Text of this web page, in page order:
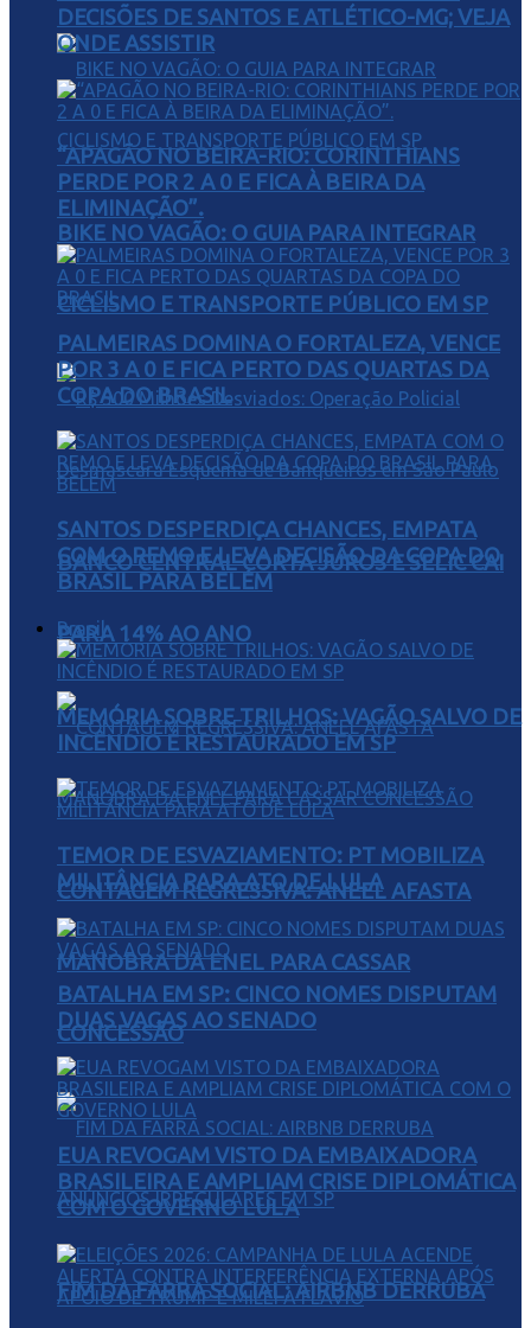
BIKE NO VAGÃO: O GUIA PARA INTEGRAR
CICLISMO E TRANSPORTE PÚBLICO EM SP
BANCO CENTRAL CORTA JUROS E SELIC CAI
PARA 14% AO ANO
CONTAGEM REGRESSIVA: ANEEL AFASTA
MANOBRA DA ENEL PARA CASSAR
CONCESSÃO
FIM DA FARRA SOCIAL: AIRBNB DERRUBA
DECISÕES DE SANTOS E ATLÉTICO-MG; VEJA
ONDE ASSISTIR
“APAGÃO NO BEIRA-RIO: CORINTHIANS
PERDE POR 2 A 0 E FICA À BEIRA DA
ELIMINAÇÃO”.
PALMEIRAS DOMINA O FORTALEZA, VENCE
POR 3 A 0 E FICA PERTO DAS QUARTAS DA
COPA DO BRASIL
SANTOS DESPERDIÇA CHANCES, EMPATA
COM O REMO E LEVA DECISÃO DA COPA DO
BRASIL PARA BELÉM
Brasil
MEMÓRIA SOBRE TRILHOS: VAGÃO SALVO DE
INCÊNDIO É RESTAURADO EM SP
TEMOR DE ESVAZIAMENTO: PT MOBILIZA
MILITÂNCIA PARA ATO DE LULA
BATALHA EM SP: CINCO NOMES DISPUTAM
DUAS VAGAS AO SENADO
EUA REVOGAM VISTO DA EMBAIXADORA
BRASILEIRA E AMPLIAM CRISE DIPLOMÁTICA
COM O GOVERNO LULA